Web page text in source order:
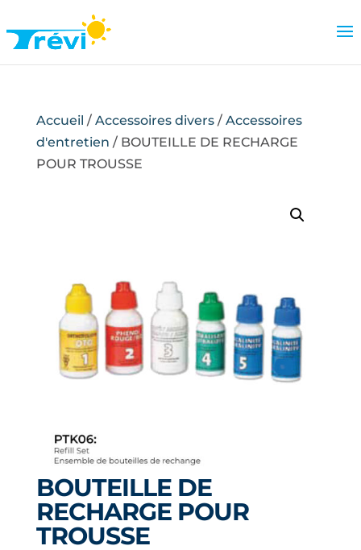
Accueil / Accessoires divers/ Accessoires
d'entretien / BOUTEILLE DE RECHARGE
POUR TROUSSE
BOUTEILLE DE
RECHARGE POUR
TROUSSE